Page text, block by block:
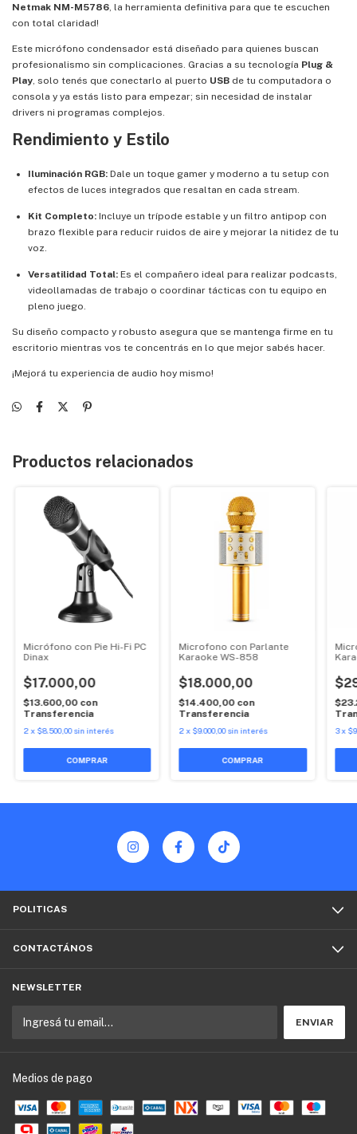
Netmak NM-M5786, la herramienta definitiva para que te escuchen
con total claridad!
Este micrófono condensador está diseñado para quienes buscan
profesionalismo sin complicaciones. Gracias a su tecnología Plug &
Play, solo tenés que conectarlo al puerto USB de tu computadora o
consola y ya estás listo para empezar; sin necesidad de instalar
drivers ni programas complejos.
Rendimiento y Estilo
Iluminación RGB: Dale un toque gamer y moderno a tu setup con
efectos de luces integrados que resaltan en cada stream.
Kit Completo: Incluye un trípode estable y un filtro antipop con
brazo flexible para reducir ruidos de aire y mejorar la nitidez de tu
voz.
Versatilidad Total: Es el compañero ideal para realizar podcasts,
videollamadas de trabajo o coordinar tácticas con tu equipo en
pleno juego.
Su diseño compacto y robusto asegura que se mantenga firme en tu
escritorio mientras vos te concentrás en lo que mejor sabés hacer.
¡Mejorá tu experiencia de audio hoy mismo!
Productos relacionados
Micrófono con Pie Hi-Fi PC
Dinax
$17.000,00
$13.600,00 con
Transferencia
2x $8.500,00 sin interés
Microfono con Parlante
Karaoke WS-858
$18.000,00
$14.400,00 con
Transferencia
2 x $9.000,00 sin interés 3x
POLITICAS
CONTACTÁNOS
NEWSLETTER
Medios de pago